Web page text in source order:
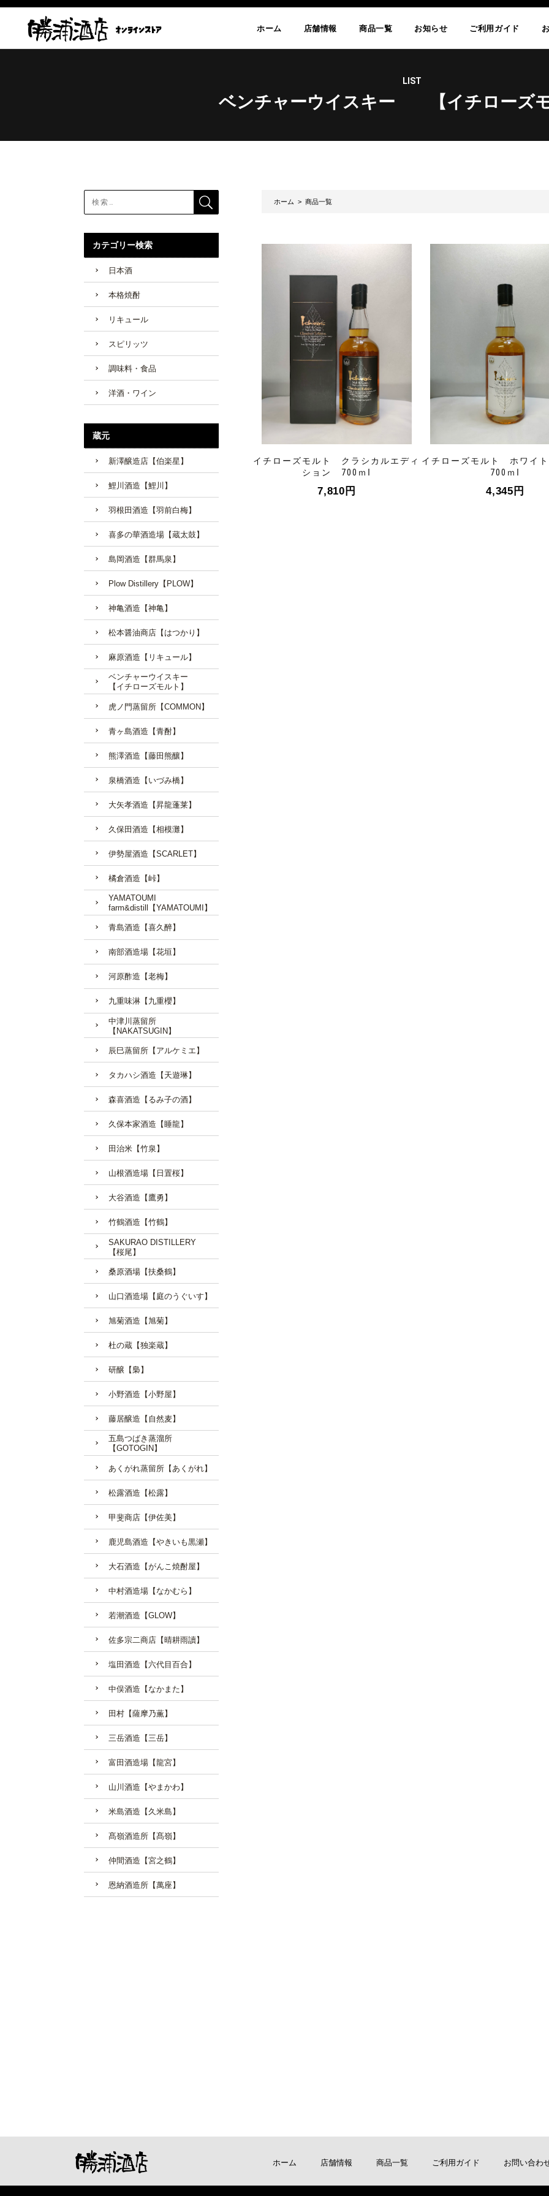
ホーム 店舗情報 商品一覧 お知らせ ご利用ガイド
LIST
ベンチャーウイスキー 【イチローズ
ホーム > 商品一覧
イチローズモルト クラシカルエディ
ション 700ｍⅼ
7,810 円
イチローズモルト ホワイ
700ｍⅼ
4,345 円
カテゴリー検索
日本酒
本格焼酎
リキュール
スピリッツ
調味料・食品
洋酒・ワイン
蔵元
新澤醸造店【伯楽星】
鯉川酒造【鯉川】
羽根田酒造【羽前白梅】
喜多の華酒造場【蔵太鼓】
島岡酒造【群馬泉】
Plow Distillery【PLOW】
神亀酒造【神亀】
松本醤油商店【はつかり】
麻原酒造【リキュール】
ベンチャーウイスキー
【イチローズモルト】
虎ノ門蒸留所【COMMON】
青ヶ島酒造【青酎】
熊澤酒造【藤田熊釀】
泉橋酒造【いづみ橋】
大矢孝酒造【昇龍蓬莱】
久保田酒造【相模灘】
伊勢屋酒造【SCARLET】
橘倉酒造【峠】
YAMATOUMI
farm&distill【YAMATOUMI】
青島酒造【喜久醉】
南部酒造場【花垣】
河原酢造【老梅】
九重味淋【九重櫻】
中津川蒸留所
【NAKATSUGIN】
辰巳蒸留所【アルケミエ】
タカハシ酒造【天遊琳】
森喜酒造【るみ子の酒】
久保本家酒造【睡龍】
田治米【竹泉】
山根酒造場【日置桜】
大谷酒造【鷹勇】
竹鶴酒造【竹鶴】
SAKURAO DISTILLERY
【桜尾】
桑原酒場【扶桑鶴】
山口酒造場【庭のうぐいす】
旭菊酒造【旭菊】
杜の蔵【独楽蔵】
研醸【梟】
小野酒造【小野屋】
藤居醸造【自然麦】
五島つばき蒸溜所
【GOTOGIN】
あくがれ蒸留所【あくがれ】
松露酒造【松露】
甲斐商店【伊佐美】
鹿児島酒造【やきいも黒瀬】
大石酒造【がんこ焼酎屋】
中村酒造場【なかむら】
若潮酒造【GLOW】
佐多宗二商店【晴耕雨讀】
塩田酒造【六代目百合】
中俣酒造【なかまた】
田村【薩摩乃薫】
三岳酒造【三岳】
富田酒造場【龍宮】
山川酒造【やまかわ】
米島酒造【久米島】
髙嶺酒造所【髙嶺】
仲間酒造【宮之鶴】
恩納酒造所【萬座】
ホーム 店舗情報 商品一覧 ご利用ガイド お問い合わ